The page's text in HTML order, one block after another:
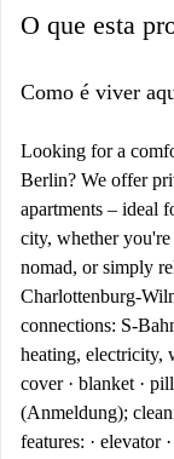
O que esta
Como é viver
Looking for a
Berlin? We offer
apartments – ideal
city, whether
nomad, or simply
Charlottenburg-
connections: S-
heating, electricity,
cover · blanket ·
(Anmeldung);
features: · elevator